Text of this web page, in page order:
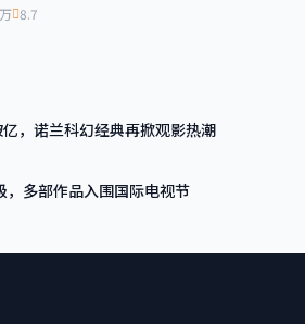
8.7
亿，诺兰科幻经典再掀观影热潮
，多部作品入围国际电视节